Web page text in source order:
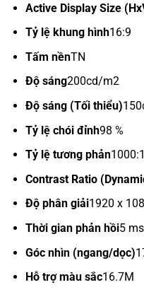
Active Display Size
Tỷ lệ khung hình16:9
Tấm nềnTN
Độ sáng200cd/m2
Độ sáng (Tối thiểu)
Tỷ lệ chói đỉnh98 %
Tỷ lệ tương phản
Contrast Ratio
Độ phân giải1920 x
Thời gian phản hồi5 ms
Góc nhìn (ngang/dọc)
Hỗ trợ màu sắc16.7M